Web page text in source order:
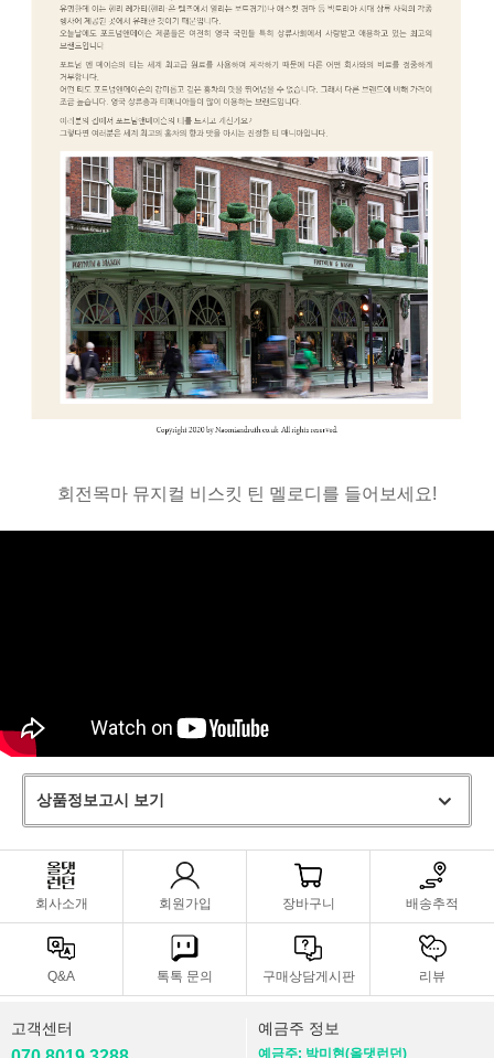
회전목마 뮤지컬 비스킷 틴 멜로디를 들어보세요!
상품정보고시 보기
회사소개 회원가입 장바구니 배송추적
Q&A 톡톡 문의 구매상담게시판 리뷰
고객센터 예금주 정보
예금주: 박미현(올댓런던)